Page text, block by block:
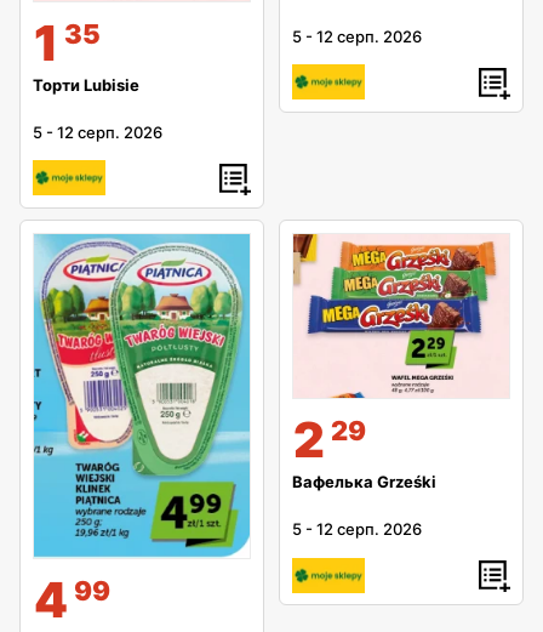
1 35
Торти Lubisie
5 -12 серп. 2026
5 -12 серп. 2026
4 99
2 29
Вафелька Grześki
5 -12 серп. 2026